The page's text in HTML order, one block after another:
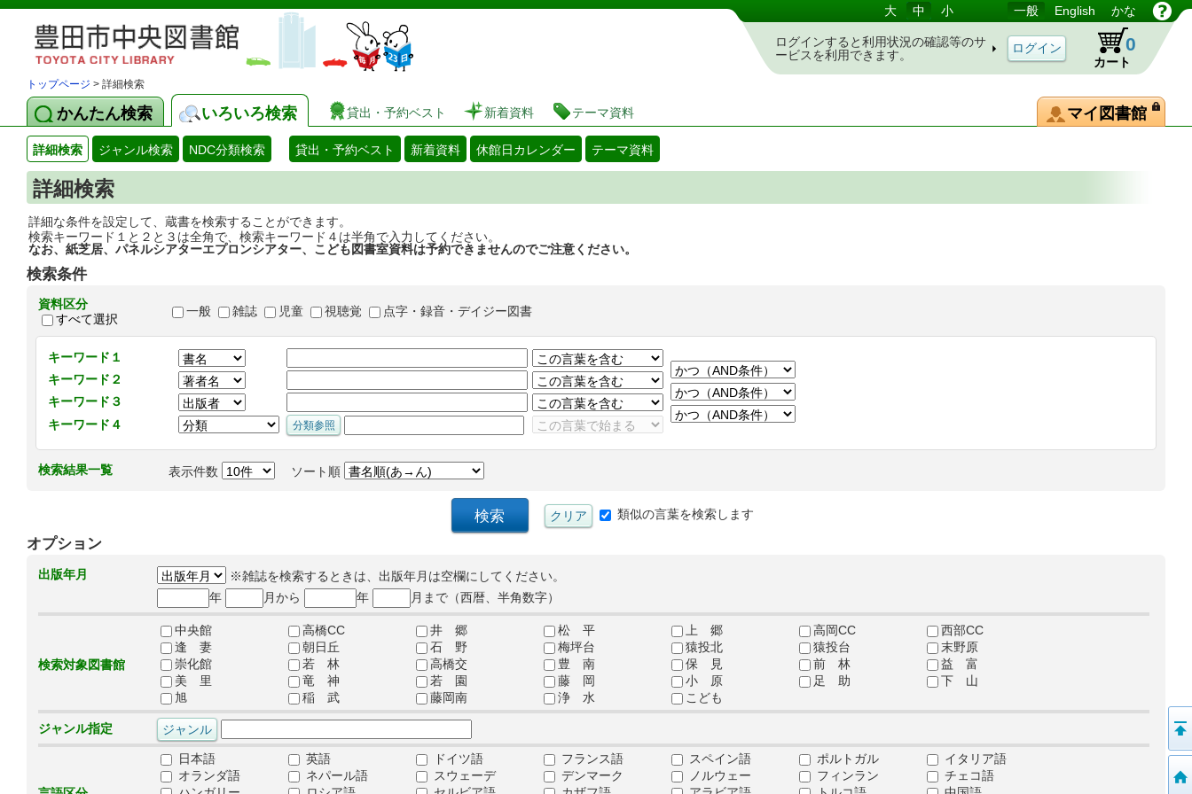
図書館 蔵書検索・予約システム 大 中 小 一般 English かな
ログインすると利用状況の確認等のサ
ービスを利用できます。
カート
0
トップページ > 詳細検索
かんたん検索 いろいろ検索 貸出・予約ベスト 新着資料 テーマ資料 マイ図書館
詳細検索 ジャンル検索 NDC分類検索 貸出・予約ベスト 新着資料 休館日カレンダー テーマ資料
詳細検索
詳細な条件を設定して、蔵書を検索することができます。
検索キーワード１と２と３は全角で、検索キーワード４は半角で入力してください。
なお、紙芝居、パネルシアターエプロンシアター、こども図書室資料は予約できませんのでご注意ください。
検索条件
資料区分
すべて選択
一般 雑誌 児童 視聴覚 点字・録音・デイジー図書
キーワード１
キーワード２
キーワード３
キーワード４
検索結果一覧 表示件数 ソート順
類似の言葉を検索します
オプション
出版年月
※雑誌を検索するときは、出版年月は空欄にしてください。
年
月から 年 月まで（西暦、半角数字）
検索対象図書館
中央館 高橋CC 井 郷 松 平 上 郷 高岡CC
西部CC
逢 妻
朝日丘 石 野 梅坪台 猿投北 猿投台
末野原
崇化館
若 林 高橋交 豊 南 保 見 前 林
益 富
美 里
竜 神 若 園 藤 岡 小 原 足 助
下 山
旭
稲 武 藤岡南 浄 水 こども
ジャンル指定
日本語 英語 ドイツ語 フランス語 スペイン語 ポルトガル
イタリア語
オランダ語
ネパール語 スウェーデ デンマーク ノルウェー フィンラン
チェコ語